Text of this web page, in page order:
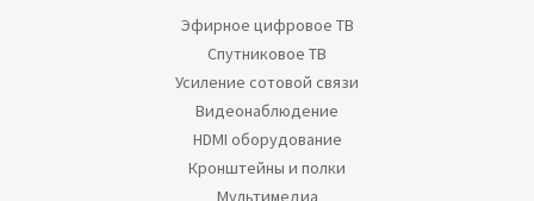
Эфирное цифровое ТВ
Спутниковое ТВ
Усиление сотовой связи
Видеонаблюдение
HDMI оборудование
Кронштейны и полки
Мультимедиа